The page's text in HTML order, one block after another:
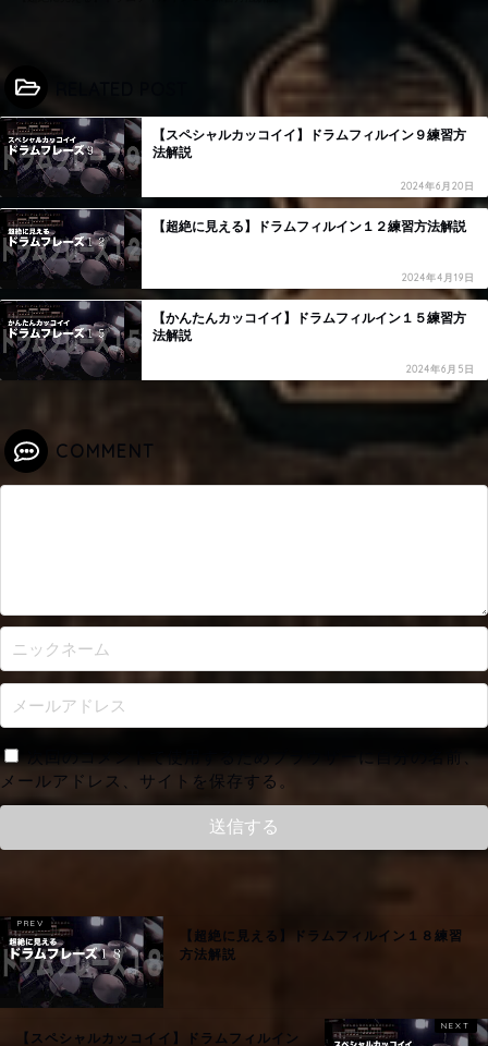
【スペシャルカッコイイ】ドラムフィルイン９練習方
法解説
2024年6月20日
【超絶に見える】ドラムフィルイン１２練習方法解説
2024年4月19日
【かんたんカッコイイ】ドラムフィルイン１５練習方
法解説
2024年6月5日
COMMENT
次回のコメントで使用するためブラウザーに自分の名前、
メールアドレス、サイトを保存する。
【超絶に見える】ドラムフィルイン１８練習
方法解説
【スペシャルカッコイイ】ドラムフィルイン